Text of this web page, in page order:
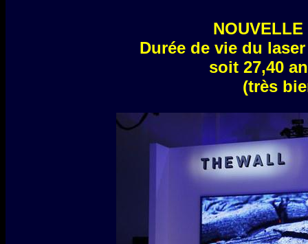
NOUVELLE
Durée de vie du
soit 27,40
(très